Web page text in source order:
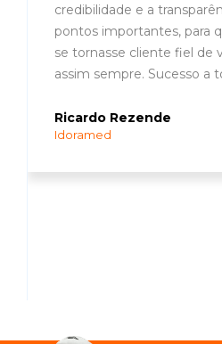
credibilidade e a
pontos importantes, para
se tornasse cliente fiel de
assim sempre. Sucesso a
Ricardo Rezende
Idoramed